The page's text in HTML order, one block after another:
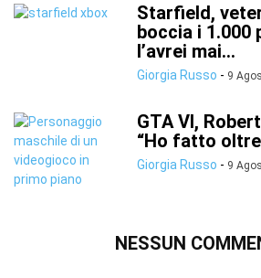
Starfield,
boccia i 1.000
l’avrei mai...
Giorgia Russo - 9
GTA VI,
“Ho fatto
Giorgia Russo - 9
NESSUN